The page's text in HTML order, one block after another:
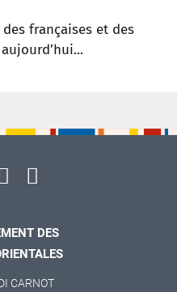
françaises et des
aujourd’hui...
DES
CARNOT